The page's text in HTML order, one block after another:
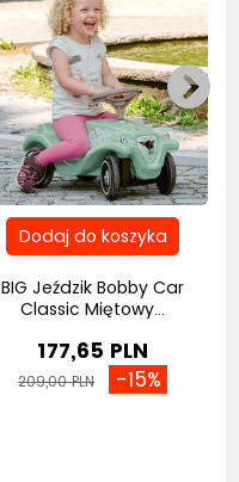
BIG Jeździk Bobby Car
Classic Miętowy...
177,65 PLN
209,00 PLN -15%